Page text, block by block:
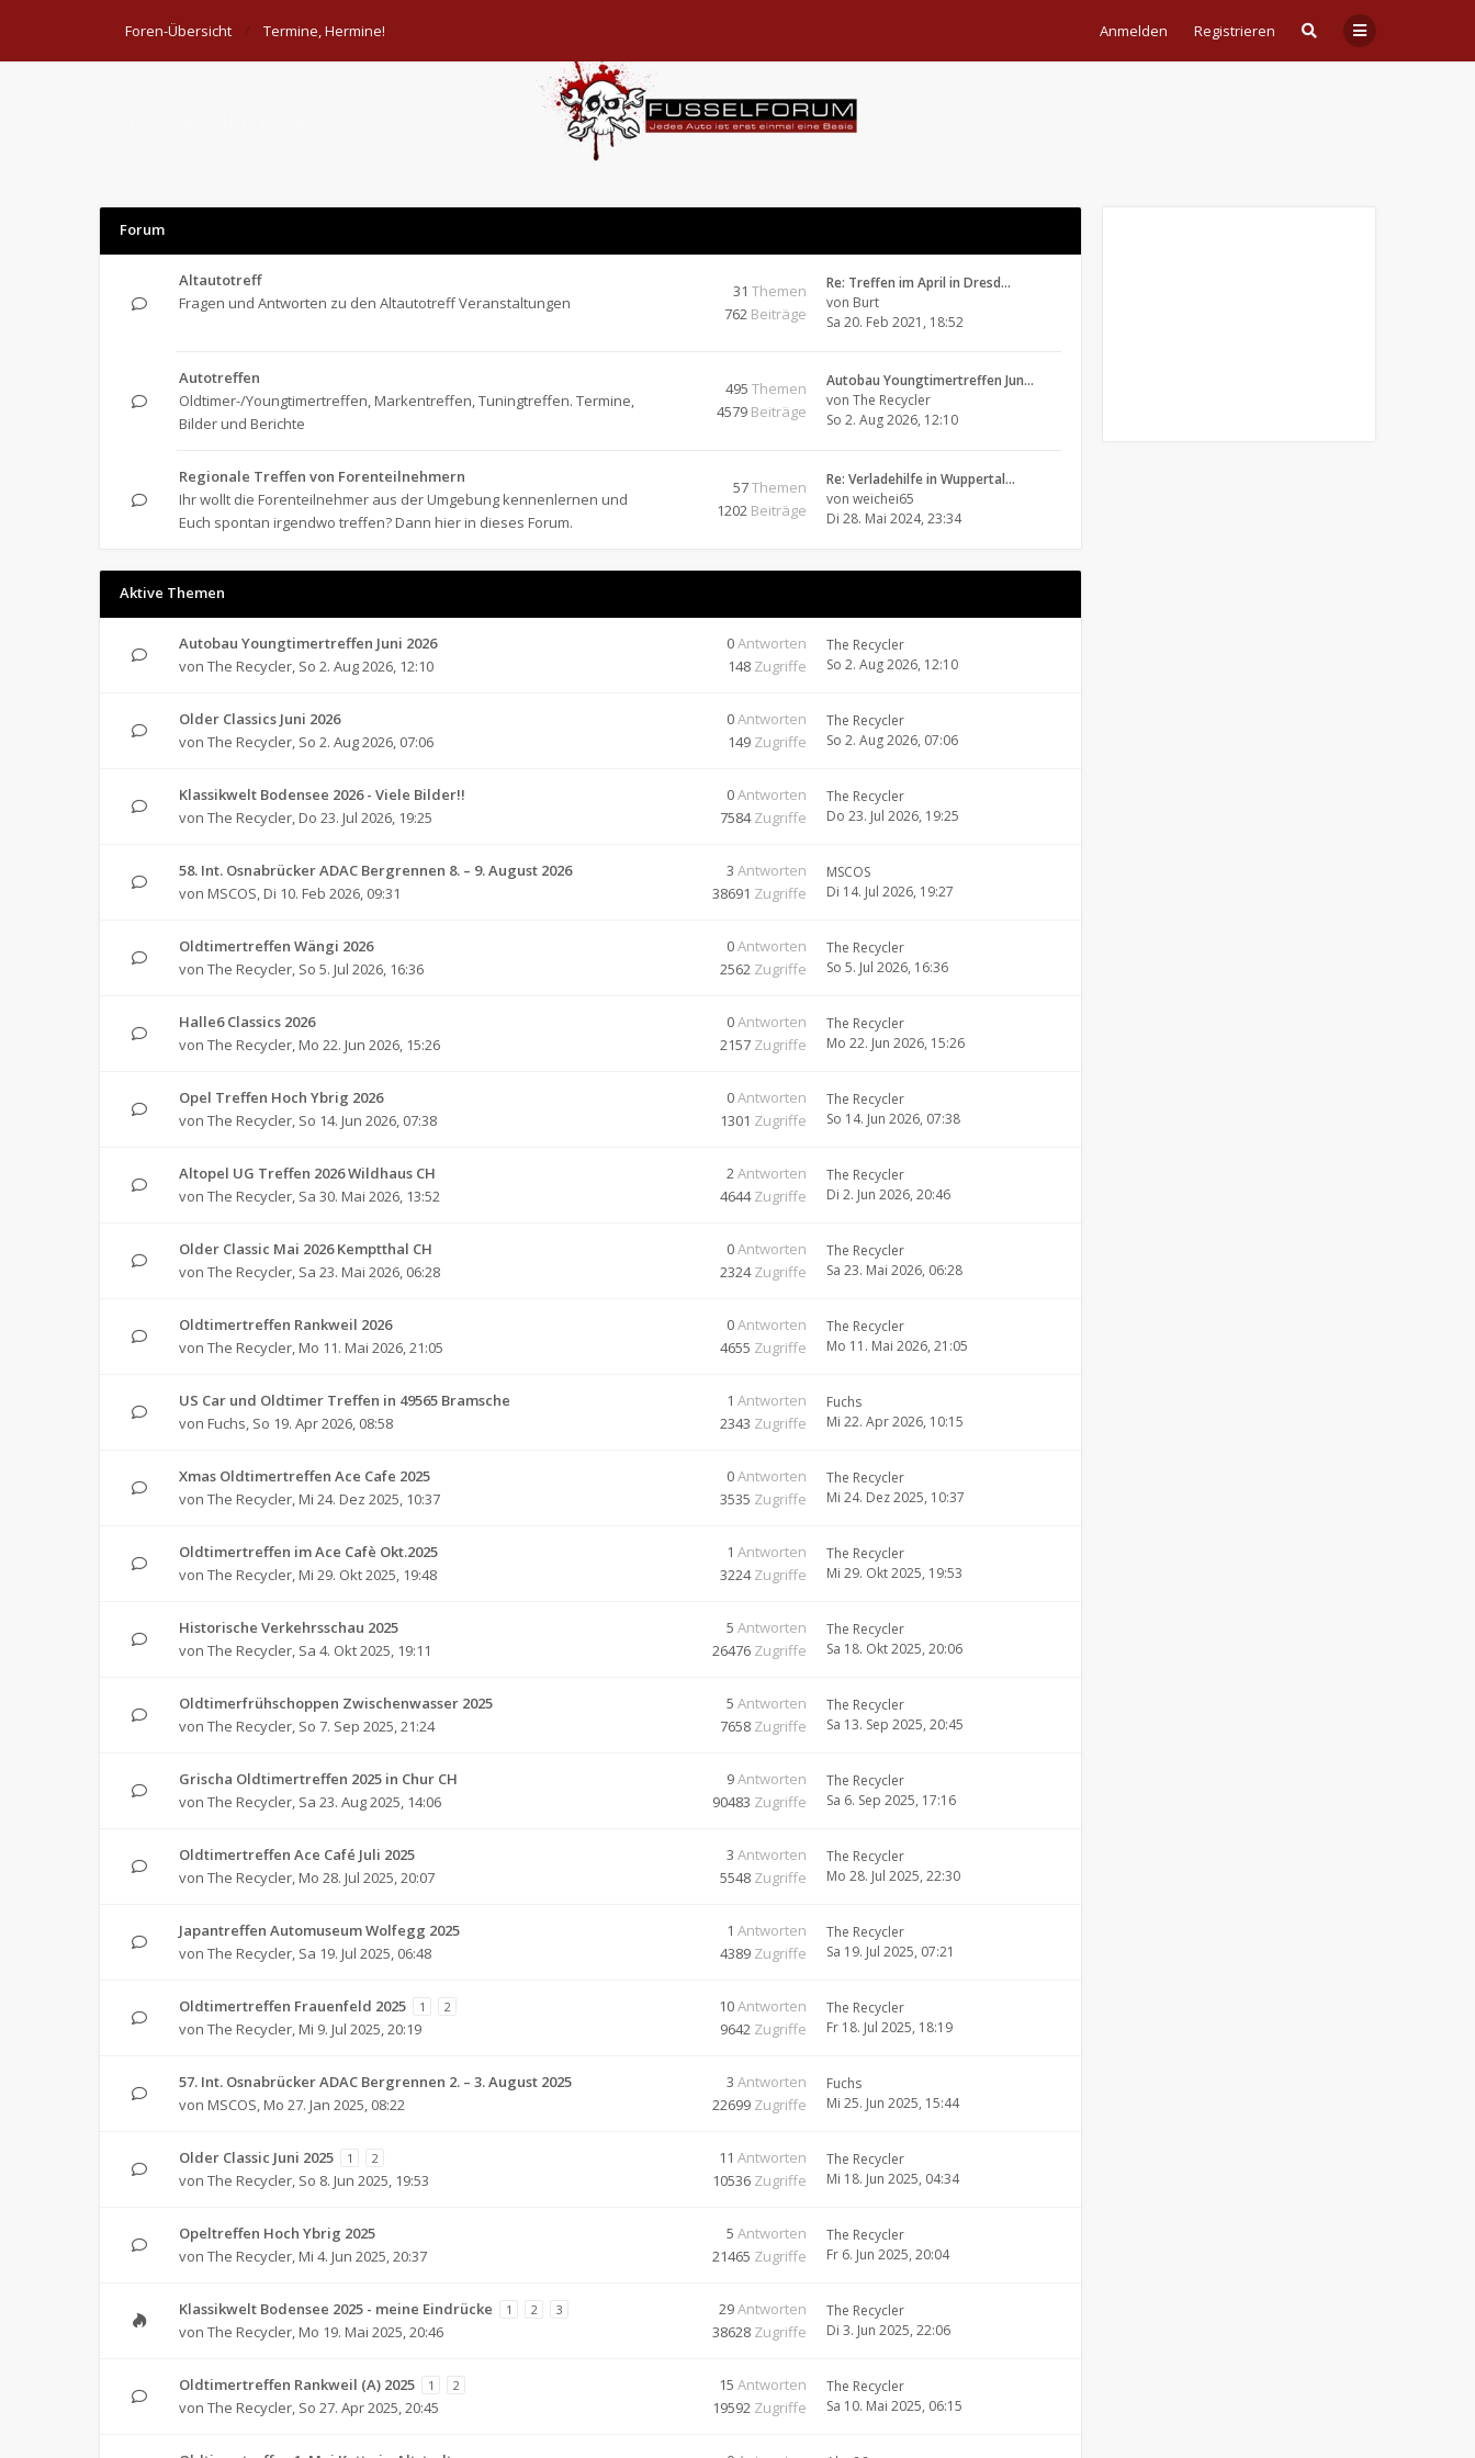
Anmelden Registrieren
Foren-Übersicht Termine, Hermine!
Forum
Altautotreff
Fragen und Antworten zu den Altautotreff Veranstaltungen
31 Themen
762 Beiträge
Re: Treffen im April in Dresd…
von Burt
Sa 20. Feb 2021, 18:52
Autotreffen
Oldtimer-/Youngtimertreffen, Markentreffen, Tuningtreffen. Termine,
Bilder und Berichte
495 Themen
4579 Beiträge
Autobau Youngtimertreffen Jun…
von The Recycler
So 2. Aug 2026, 12:10
Regionale Treffen von Forenteilnehmern
Ihr wollt die Forenteilnehmer aus der Umgebung kennenlernen und
Euch spontan irgendwo treffen? Dann hier in dieses Forum.
57Themen
1202 Beiträge
Re: Verladehilfe in Wuppertal…
von weichei65
Di 28. Mai 2024, 23:34
Aktive Themen
Autobau Youngtimertreffen Juni 2026
von The Recycler, So 2. Aug 2026, 12:10
0Antworten
148 Zugriffe
The Recycler
So 2. Aug 2026, 12:10
Older Classics Juni 2026
von The Recycler, So 2. Aug 2026, 07:06
0Antworten
149 Zugriffe
The Recycler
So 2. Aug 2026, 07:06
Klassikwelt Bodensee 2026 - Viele Bilder!!
von The Recycler, Do 23. Jul 2026, 19:25
0Antworten
7584Zugriffe
The Recycler
Do 23. Jul 2026, 19:25
58. Int. Osnabrücker ADAC Bergrennen 8. – 9. August 2026
von MSCOS, Di 10. Feb 2026, 09:31
3 Antworten
38691 Zugriffe
MSCOS
Di 14. Jul 2026, 19:27
Oldtimertreffen Wängi 2026
von The Recycler, So 5. Jul 2026, 16:36
0Antworten
2562 Zugriffe
The Recycler
So 5. Jul 2026, 16:36
Halle6 Classics 2026
von The Recycler, Mo 22. Jun 2026, 15:26
0Antworten
2157 Zugriffe
The Recycler
Mo 22. Jun 2026, 15:26
Opel Treffen Hoch Ybrig 2026
von The Recycler, So 14. Jun 2026, 07:38
0Antworten
1301 Zugriffe
The Recycler
So 14. Jun 2026, 07:38
Altopel UG Treffen 2026 Wildhaus CH
von The Recycler, Sa 30. Mai 2026, 13:52
2Antworten
4644Zugriffe
The Recycler
Di 2. Jun 2026, 20:46
Older Classic Mai 2026 Kemptthal CH
von The Recycler, Sa 23. Mai 2026, 06:28
0Antworten
2324Zugriffe
The Recycler
Sa 23. Mai 2026, 06:28
Oldtimertreffen Rankweil 2026
von The Recycler, Mo 11. Mai 2026, 21:05
0Antworten
4655 Zugriffe
The Recycler
Mo 11. Mai 2026, 21:05
US Car und Oldtimer Treffen in 49565 Bramsche
von Fuchs, So 19. Apr 2026, 08:58
1 Antworten
2343 Zugriffe
Fuchs
Mi 22. Apr 2026, 10:15
Xmas Oldtimertreffen Ace Cafe 2025
von The Recycler, Mi 24. Dez 2025, 10:37
0Antworten
3535 Zugriffe
The Recycler
Mi 24. Dez 2025, 10:37
Oldtimertreffen im Ace Cafè Okt.2025
von The Recycler, Mi 29. Okt 2025, 19:48
1 Antworten
3224Zugriffe
The Recycler
Mi 29. Okt 2025, 19:53
Historische Verkehrsschau 2025
von The Recycler, Sa 4. Okt 2025, 19:11
5 Antworten
26476 Zugriffe
The Recycler
Sa 18. Okt 2025, 20:06
Oldtimerfrühschoppen Zwischenwasser 2025
von The Recycler, So 7. Sep 2025, 21:24
5 Antworten
7658 Zugriffe
The Recycler
Sa 13. Sep 2025, 20:45
Grischa Oldtimertreffen 2025 in Chur CH
von The Recycler, Sa 23. Aug 2025, 14:06
9Antworten
90483 Zugriffe
The Recycler
Sa 6. Sep 2025, 17:16
Oldtimertreffen Ace Café Juli 2025
von The Recycler, Mo 28. Jul 2025, 20:07
3 Antworten
5548 Zugriffe
The Recycler
Mo 28. Jul 2025, 22:30
Japantreffen Automuseum Wolfegg 2025
von The Recycler, Sa 19. Jul 2025, 06:48
1 Antworten
4389 Zugriffe
The Recycler
Sa 19. Jul 2025, 07:21
Oldtimertreffen Frauenfeld 2025 1 2
von The Recycler, Mi 9. Jul 2025, 20:19
10Antworten
9642 Zugriffe
The Recycler
Fr 18. Jul 2025, 18:19
57. Int. Osnabrücker ADAC Bergrennen 2. – 3. August 2025
von MSCOS, Mo 27. Jan 2025, 08:22
3 Antworten
22699 Zugriffe
Fuchs
Mi 25. Jun 2025, 15:44
Older Classic Juni 2025 1 2
von The Recycler, So 8. Jun 2025, 19:53
11 Antworten
10536 Zugriffe
The Recycler
Mi 18. Jun 2025, 04:34
Opeltreffen Hoch Ybrig 2025
von The Recycler, Mi 4. Jun 2025, 20:37
5 Antworten
21465 Zugriffe
The Recycler
Fr 6. Jun 2025, 20:04
Klassikwelt Bodensee 2025 - meine Eindrücke 1 2 3
von The Recycler, Mo 19. Mai 2025, 20:46
29Antworten
38628 Zugriffe
The Recycler
Di 3. Jun 2025, 22:06
Oldtimertreffen Rankweil (A) 2025 1 2
von The Recycler, So 27. Apr 2025, 20:45
15 Antworten
19592 Zugriffe
The Recycler
Sa 10. Mai 2025, 06:15